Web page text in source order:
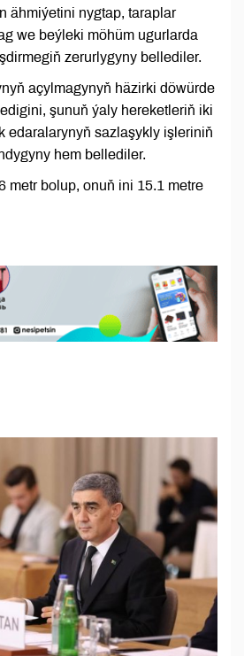
ähmiýetini nygtap, taraplar
we beýleki möhüm ugurlarda
zerurlygyny bellediler.
açylmagynyň häzirki döwürde
şunuň ýaly hereketleriň iki
edaralarynyň sazlaşykly işleriniň
hem bellediler.
metr bolup, onuň ini 15.1 metre